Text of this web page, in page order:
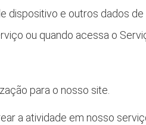
dispositivo e outros dados
ou quando acessa o
para o nosso site.
a atividade em nosso